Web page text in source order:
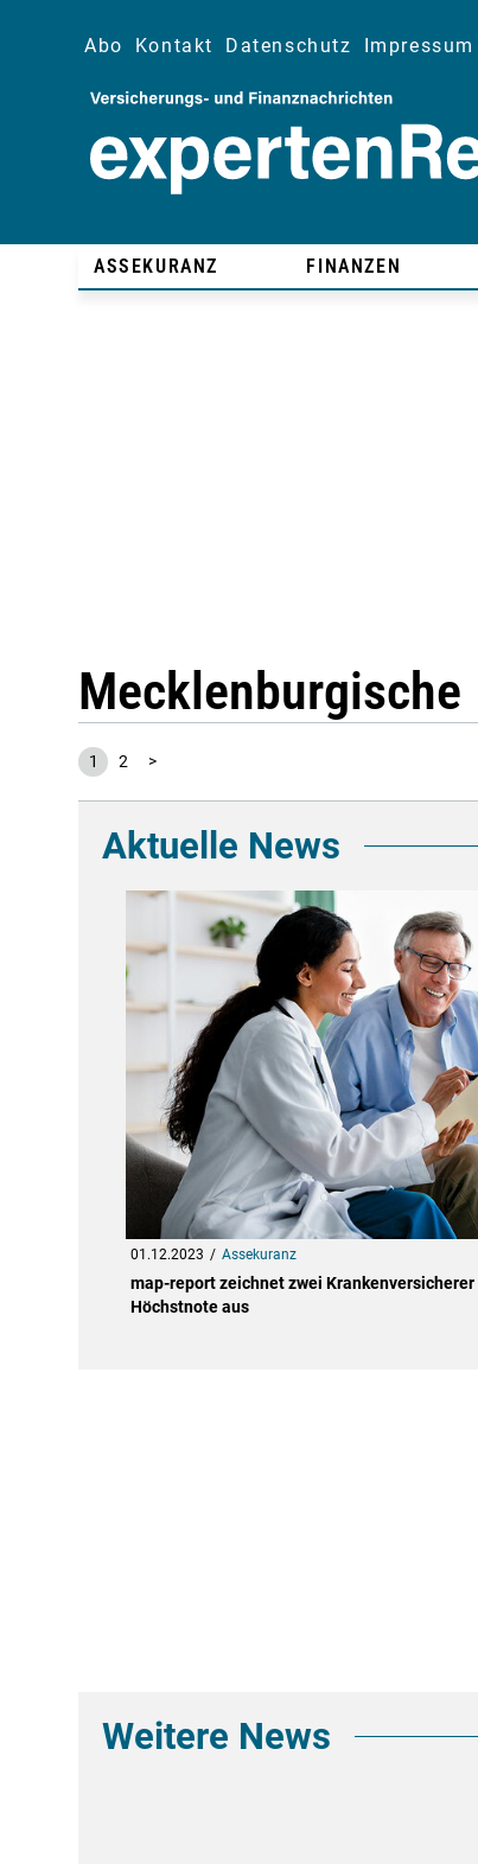
Abo Kontakt Datenschutz Impressum
ASSEKURANZ FINANZEN
Mecklenburgische
1 2 >
Aktuelle News
01.12.2023 Assekuranz
map-report zeichnet zwei
Höchstnote aus
Weitere News